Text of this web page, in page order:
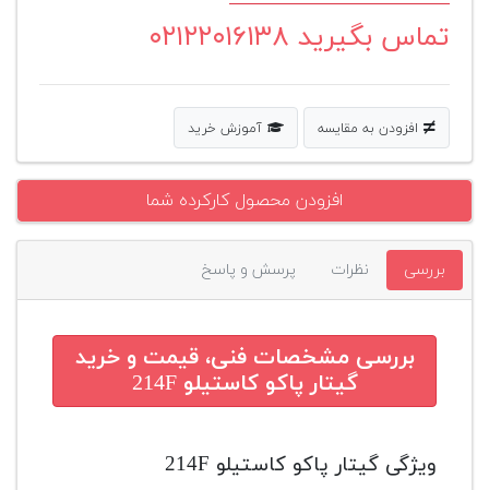
پیانو
دست
دوم
افزودن
محصول
دوم
تماس بگیرید ۰۲۱۲۲۰۱۶۱۳۸
افزودن به مقایسه آموزش خرید
افزودن محصول کارکرده شما
بررسی نظرات پرسش و پاسخ
بررسی مشخصات فنی، قیمت و خرید
گیتار پاکو کاستیلو 214F
ویژگی گیتار پاکو کاستیلو 214F